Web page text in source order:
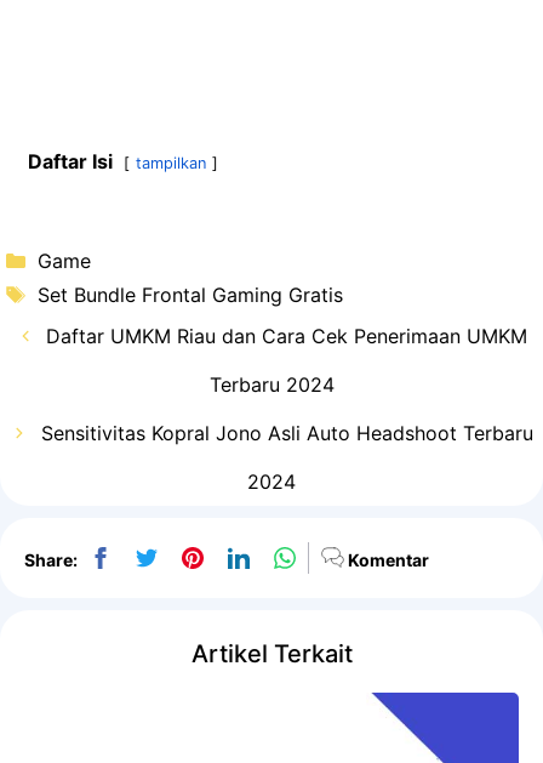
Daftar Isi tampilkan
Kategori
Game
Tag
Set Bundle Frontal Gaming Gratis
Daftar UMKM Riau dan Cara Cek Penerimaan UMKM
Terbaru 2024
Sensitivitas Kopral Jono Asli Auto Headshoot Terbaru
2024
Share: Komentar
Artikel Terkait